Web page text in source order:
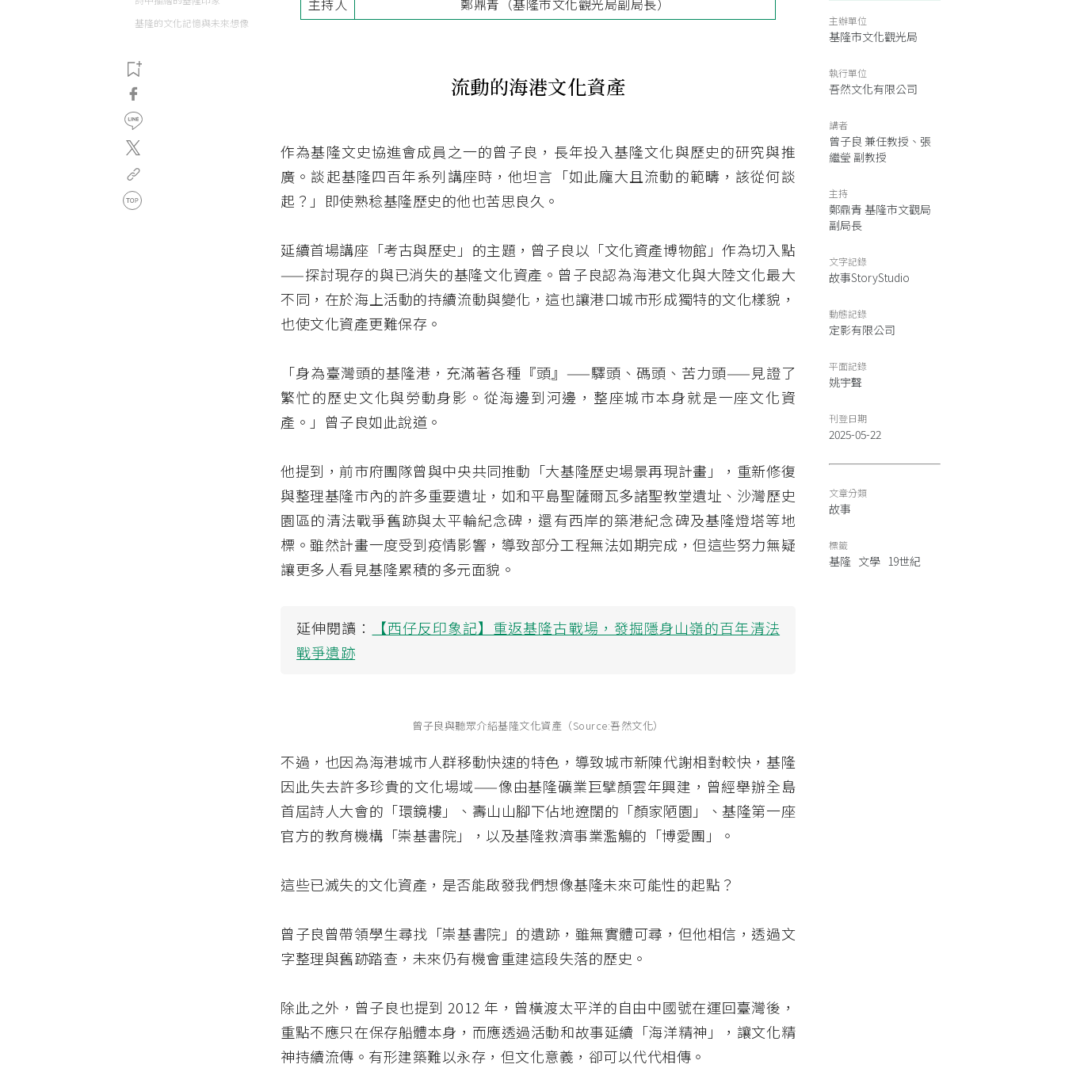
基隆的文化記憶與未來想像
主持人
鄭鼎青（基隆市文化觀光局副局長）
流動的海港文化資產
作為基隆文史協進會成員之一的曾子良，長年投入基隆文化與歷史的研究與推
廣。談起基隆四百年系列講座時，他坦言「如此龐大且流動的範疇，該從何談
起？」即使熟稔基隆歷史的他也苦思良久。
延續首場講座「考古與歷史」的主題，曾子良以「文化資產博物館」作為切入點
——探討現存的與已消失的基隆文化資產。曾子良認為海港文化與大陸文化最大
不同，在於海上活動的持續流動與變化，這也讓港口城市形成獨特的文化樣貌，
也使文化資產更難保存。
「身為臺灣頭的基隆港，充滿著各種『頭』——驛頭、碼頭、苦力頭——見證了
繁忙的歷史文化與勞動身影。從海邊到河邊，整座城市本身就是一座文化資
產。」曾子良如此說道。
他提到，前市府團隊曾與中央共同推動「大基隆歷史場景再現計畫」，重新修復
與整理基隆市內的許多重要遺址，如和平島聖薩爾瓦多諸聖教堂遺址、沙灣歷史
園區的清法戰爭舊跡與太平輪紀念碑，還有西岸的築港紀念碑及基隆燈塔等地
標。雖然計畫一度受到疫情影響，導致部分工程無法如期完成，但這些努力無疑
讓更多人看見基隆累積的多元面貌。
延伸閱讀：
【西仔反印象記】重返基隆古戰場，發掘隱身山嶺的百年清法
戰爭遺跡
曾子良與聽眾介紹基隆文化資產（Source:吾然文化）
不過，也因為海港城市人群移動快速的特色，導致城市新陳代謝相對較快，基隆
因此失去許多珍貴的文化場域——像由基隆礦業巨擘顏雲年興建，曾經舉辦全島
首屆詩人大會的「環鏡樓」、壽山山腳下佔地遼闊的「顏家陋園」、基隆第一座
官方的教育機構「崇基書院」，以及基隆救濟事業濫觴的「博愛團」。
這些已滅失的文化資產，是否能啟發我們想像基隆未來可能性的起點？
曾子良曾帶領學生尋找「崇基書院」的遺跡，雖無實體可尋，但他相信，透過文
字整理與舊跡踏查，未來仍有機會重建這段失落的歷史。
除此之外，曾子良也提到 2012 年，曾橫渡太平洋的自由中國號在運回臺灣後，
重點不應只在保存船體本身，而應透過活動和故事延續「海洋精神」，讓文化精
神持續流傳。有形建築難以永存，但文化意義，卻可以代代相傳。
主辦單位
基隆市文化觀光局
執行單位
吾然文化有限公司
講者
曾子良 兼任教授、張
繼瑩 副教授
主持
鄭鼎青 基隆市文觀局
副局長
文字記錄
故事StoryStudio
動態記錄
定影有限公司
平面記錄
姚宇聲
刊登日期
2025-05-22
文章分類
故事
標籤
基隆 文學 19世紀